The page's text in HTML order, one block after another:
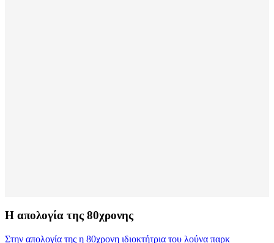
Η απολογία της 80χρονης
Στην απολογία της η 80χρονη ιδιοκτήτρια του λούνα παρκ